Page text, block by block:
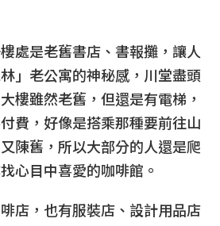
處是老舊書店、書報攤，讓人
」老公寓的神秘感，川堂盡頭
樓雖然老舊，但還是有電梯，
費，好像是搭乘那種要前往山
陳舊，所以大部分的人還是爬
心目中喜愛的咖啡館。
店，也有服裝店、設計用品店